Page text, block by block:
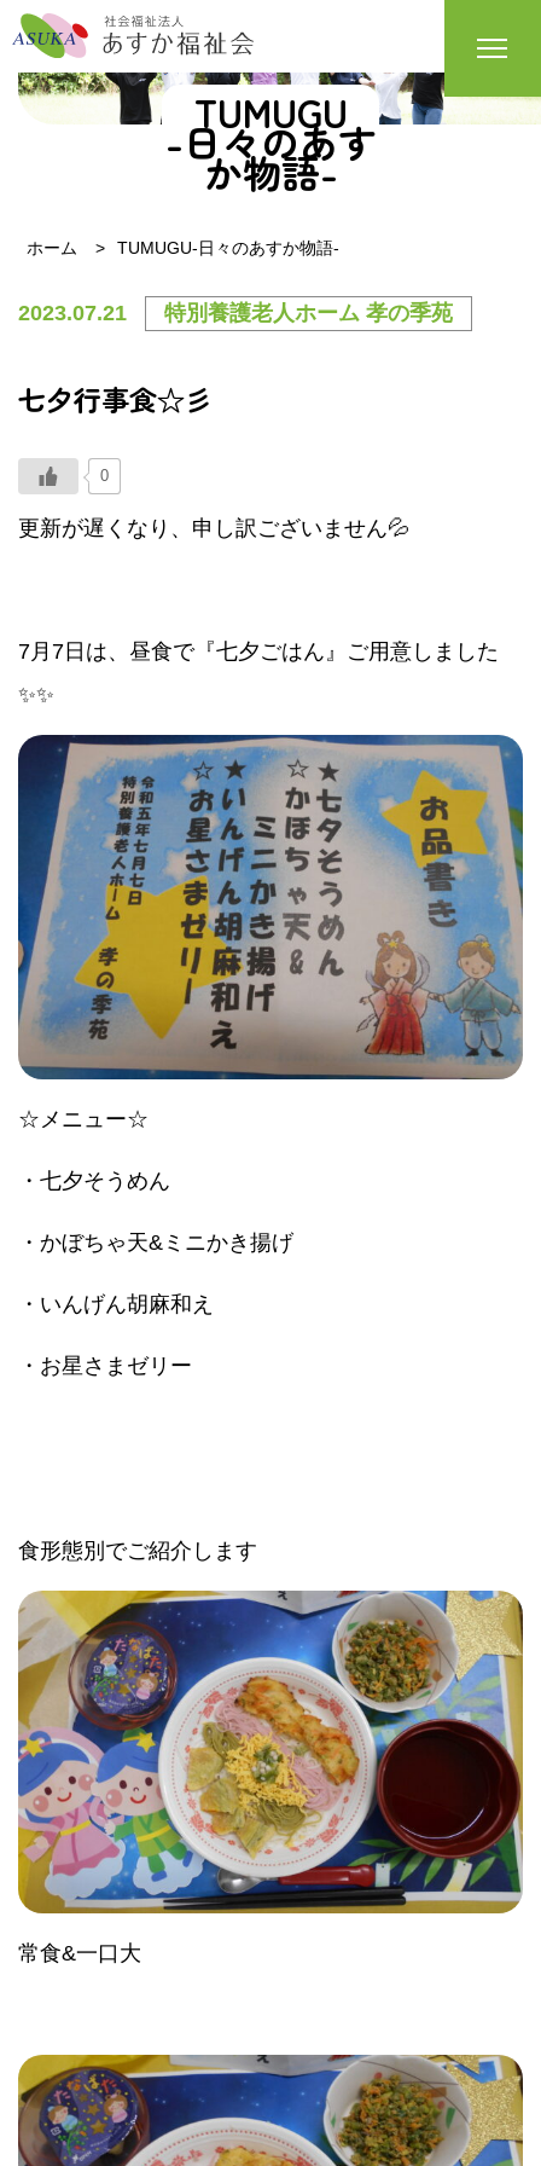
TUMUGU
-日々のあす
か物語-
ホーム TUMUGU-日々のあすか物語-
2023.07.21 特別養護老人ホーム 孝の季苑
七夕行事食☆彡
0
更新が遅くなり、申し訳ございません💦
7月7日は、昼食で『七夕ごはん』ご用意しました
✨✨
☆メニュー☆
・七夕そうめん
・かぼちゃ天&ミニかき揚げ
・いんげん胡麻和え
・お星さまゼリー
食形態別でご紹介します
常食&一口大